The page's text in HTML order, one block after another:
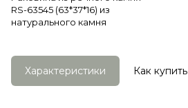
RS-63545 (63*37*16) из
натурального камня
Характеристики Как купить